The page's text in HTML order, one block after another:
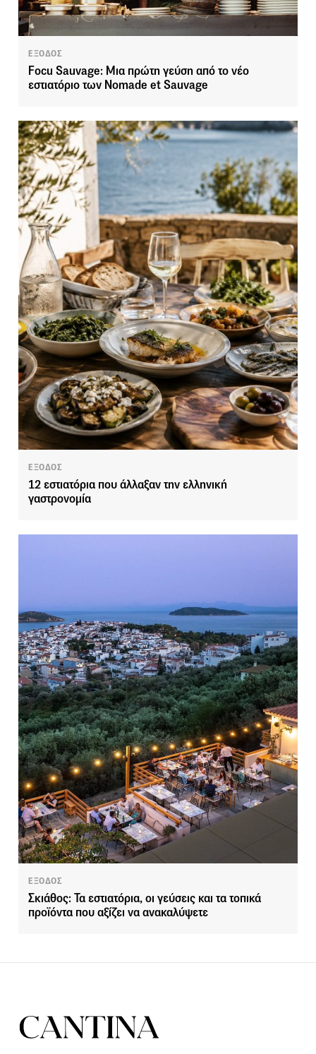
ΕΞΟΔΟΣ
Focu Sauvage: Μια πρώτη γεύση από το νέο
εστιατόριο των Nomade et Sauvage
ΕΞΟΔΟΣ
12 εστιατόρια που άλλαξαν την ελληνική
γαστρονομία
ΕΞΟΔΟΣ
Σκιάθος: Τα εστιατόρια, οι γεύσεις και τα τοπικά
προϊόντα που αξίζει να ανακαλύψετε